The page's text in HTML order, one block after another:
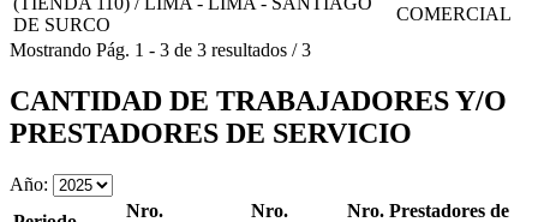
DE SURCO
COMERCIAL
Mostrando Pág. 1 - 3 de 3 resultados /3
CANTIDAD DE TRABAJADORES Y/O
PRESTADORES DE SERVICIO
Año:
Nro.
Nro.
Nro. Prestadores de